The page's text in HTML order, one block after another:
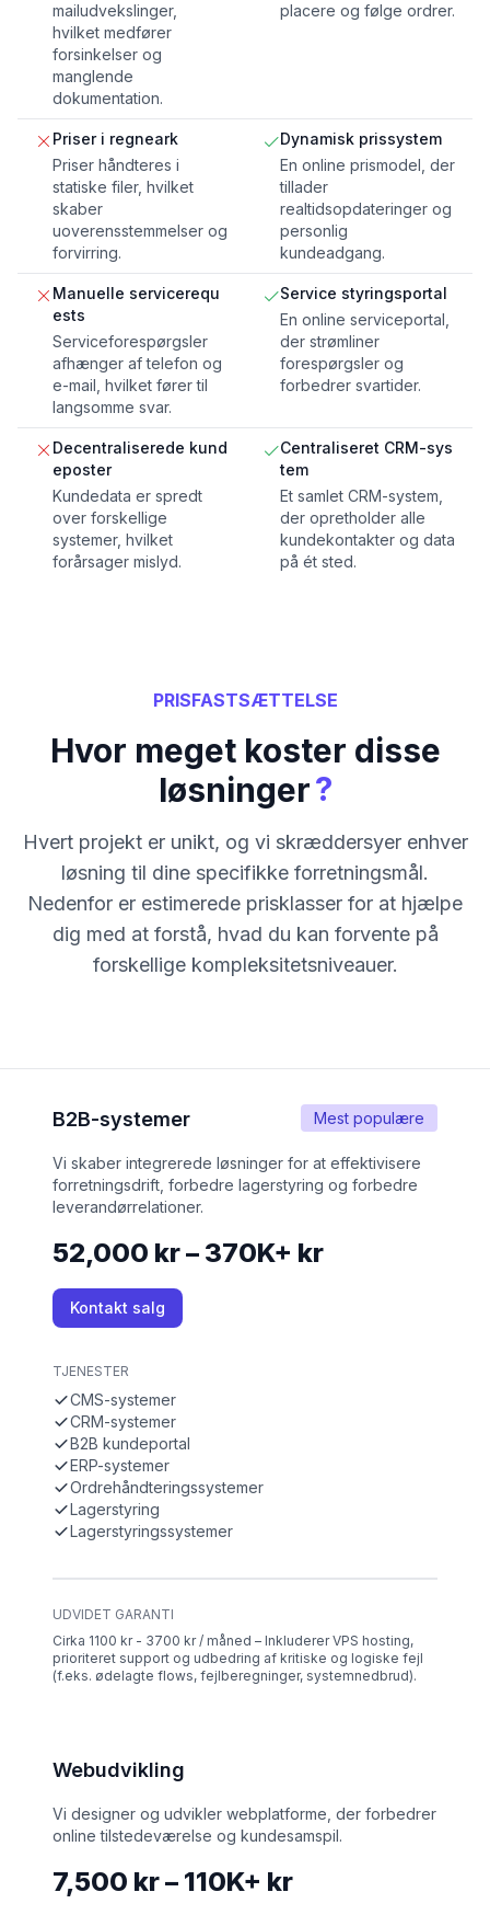
mailudvekslinger,
hvilket medfører
forsinkelser og
manglende
dokumentation.
placere og følge ordrer.
Priser i regneark
Priser håndteres i
statiske filer, hvilket
skaber
uoverensstemmelser og
forvirring.
Dynamisk prissystem
En online prismodel, der
tillader
realtidsopdateringer og
personlig
kundeadgang.
Manuelle servicerequ
ests
Serviceforespørgsler
afhænger af telefon og
e-mail, hvilket fører til
langsomme svar.
Service styringsportal
En online serviceportal,
der strømliner
forespørgsler og
forbedrer svartider.
Decentraliserede kund
eposter
Kundedata er spredt
over forskellige
systemer, hvilket
forårsager mislyd.
Centraliseret CRM-sys
tem
Et samlet CRM-system,
der opretholder alle
kundekontakter og data
på ét sted.
PRISFASTSÆTTELSE
Hvor meget koster disse
løsninger?
Hvert projekt er unikt, og vi skræddersyer enhver
løsning til dine specifikke forretningsmål.
Nedenfor er estimerede prisklasser for at hjælpe
dig med at forstå, hvad du kan forvente på
forskellige kompleksitetsniveauer.
Mest populære
B2B-systemer
Vi skaber integrerede løsninger for at effektivisere
forretningsdrift, forbedre lagerstyring og forbedre
leverandørrelationer.
52,000 kr – 370K+ kr
Kontakt salg
TJENESTER
CMS-systemer
CRM-systemer
B2B kundeportal
ERP-systemer
Ordrehåndteringssystemer
Lagerstyring
Lagerstyringssystemer
UDVIDET GARANTI
Cirka 1100 kr - 3700 kr / måned – Inkluderer VPS hosting,
prioriteret support og udbedring af kritiske og logiske fejl
(f.eks. ødelagte flows, fejlberegninger, systemnedbrud).
Webudvikling
Vi designer og udvikler webplatforme, der forbedrer
online tilstedeværelse og kundesamspil.
7,500 kr – 110K+ kr